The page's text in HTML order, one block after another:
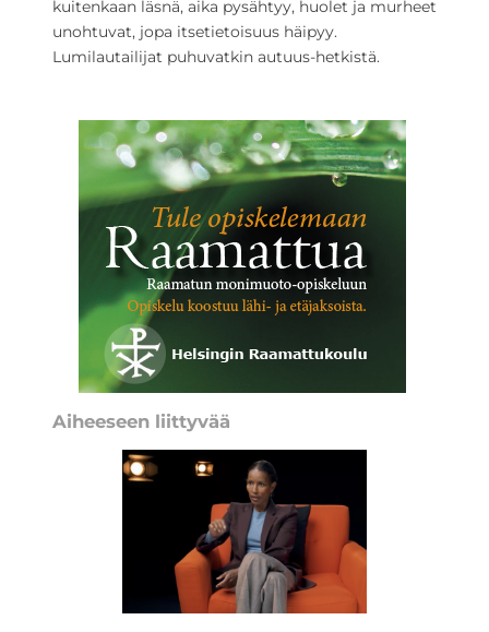
kuitenkaan läsnä, aika pysähtyy, huolet ja murheet
unohtuvat, jopa itsetietoisuus häipyy.
Lumilautailijat puhuvatkin autuus-hetkistä.
Aiheeseen liittyvää